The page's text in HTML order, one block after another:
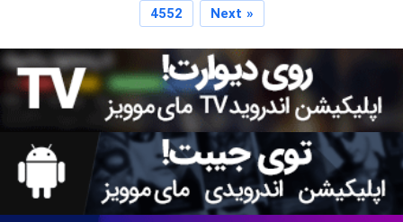
4552
Next »